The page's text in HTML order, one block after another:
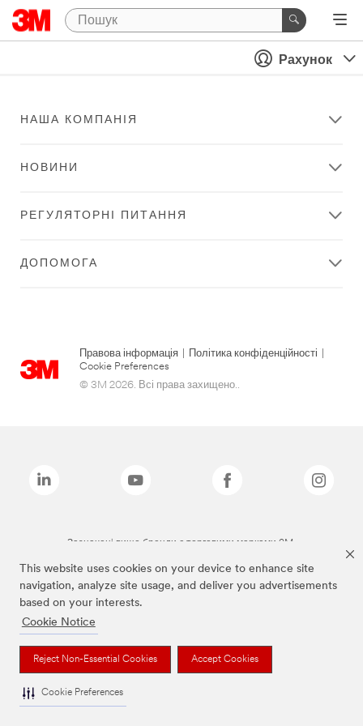
This website uses cookies on your device to enhance site
navigation, analyze site usage, and deliver you advertisements
based on your interests.
Cookie Notice
Reject Non-Essential Cookies Accept Cookies
Cookie Preferences
Рахунок
НАША КОМПАНІЯ
НОВИНИ
РЕГУЛЯТОРНІ ПИТАННЯ
ДОПОМОГА
Правова інформація Політика конфіденційності
Cookie Preferences
© 3M 2026. Всі права захищено..
Зазначені вище бренди є торговими марками 3M.